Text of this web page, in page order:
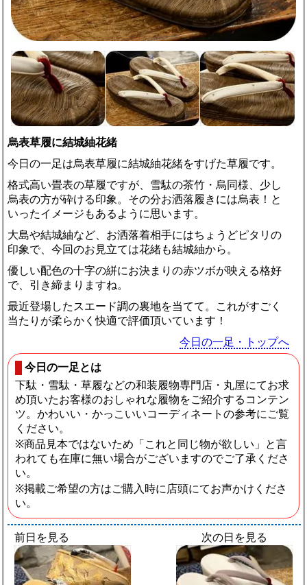
烏表草履に結城紬花緒
今日の一足は烏表草履に結城紬花緒をすげた草履です。
格式高い畳表の草履ですが、雪駄の茶竹・烏同様、少し
烏表の方が砕ける印象。その分お洒落履きには烏表！と
いったイメージもあるように思います。
大島や結城紬など、お洒落着相手にはちょうどピタリの
印象で、今回のお見立ては花緒も結城紬から。
優しい配色の十字の絣にお決まりの赤ツボが映える格好
で、引き締まりますね。
最近登場したスエード調の裏地を当てて。これがすごく
当たりが柔らかく快適で評価頂いています！
今日の一足・トップへ
今日の一足とは
下駄・雪駄・草履などの和装履物専門店・丸屋にてお求
め頂いたお客様のおしゃれな履物をご紹介するコンテン
ツ。かわいい・かっこいいコーディネートの参考にご覧
ください。
※商品見本ではないため「これと同じ物が欲しい」と言
われても在庫に無い場合がございますのでご了承くださ
い。
※掲載ご希望の方はご購入時に店頭にてお声かけくださ
い。
前日を見る 次の日を見る